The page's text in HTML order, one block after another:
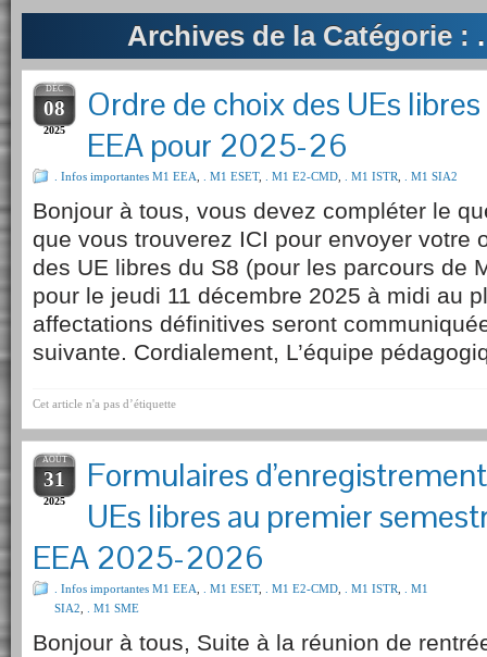
Archives de la Catégorie :
DÉC
08
2025
Ordre de choix des UEs
EEA pour 2025-26
. Infos importantes M1 EEA . M1 ESET, . M1 E2-CMD . M1 ISTR . M1 SIA2
Bonjour à tous, vous devez compléter le
que vous trouverez ICI pour envoyer votre
des UE libres du S8 (pour les parcours de
pour le jeudi 11 décembre 2025 à midi au
affectations définitives seront
suivante. Cordialement, L’équipe
Cet article n'a pas d’étiquette
AOÛT
31
2025
Formulaires
UEs libres au premier
EEA 2025-2026
. Infos importantes M1 EEA . M1 ESET, . M1 E2-CMD . M1 ISTR
. M1
SIA2
. M1 SME
Bonjour à tous, Suite à la réunion de